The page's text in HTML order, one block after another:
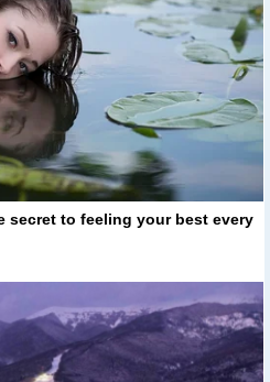
secret to feeling your best every